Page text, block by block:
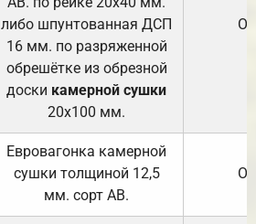
либо шпунтованная ДСП
16 мм. по разряженной
обрешётке из обрезной
доски камерной сушки
20х100 мм.
Евровагонка камерной
сушки толщиной 12,5
мм. сорт АВ.